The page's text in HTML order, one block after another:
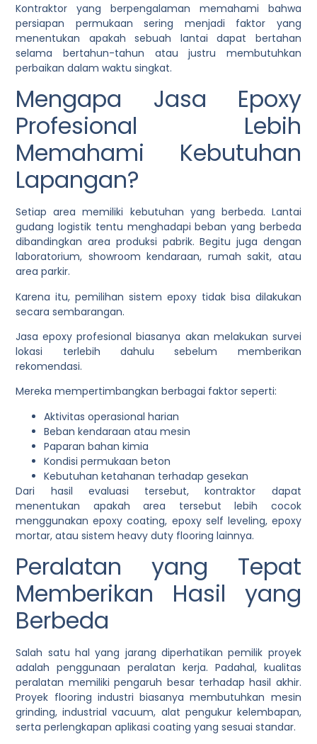
Kontraktor yang berpengalaman memahami bahwa
persiapan permukaan sering menjadi faktor yang
menentukan apakah sebuah lantai dapat bertahan
selama bertahun-tahun atau justru membutuhkan
perbaikan dalam waktu singkat.
Mengapa Jasa Epoxy
Profesional Lebih
Memahami Kebutuhan
Lapangan?
Setiap area memiliki kebutuhan yang berbeda. Lantai
gudang logistik tentu menghadapi beban yang berbeda
dibandingkan area produksi pabrik. Begitu juga dengan
laboratorium, showroom kendaraan, rumah sakit, atau
area parkir.
Karena itu, pemilihan sistem epoxy tidak bisa dilakukan
secara sembarangan.
Jasa epoxy profesional biasanya akan melakukan survei
lokasi terlebih dahulu sebelum memberikan
rekomendasi.
Mereka mempertimbangkan berbagai faktor seperti:
Aktivitas operasional harian
Beban kendaraan atau mesin
Paparan bahan kimia
Kondisi permukaan beton
Kebutuhan ketahanan terhadap gesekan
Dari hasil evaluasi tersebut, kontraktor dapat
menentukan apakah area tersebut lebih cocok
menggunakan epoxy coating, epoxy self leveling, epoxy
mortar, atau sistem heavy duty flooring lainnya.
Peralatan yang Tepat
Memberikan Hasil yang
Berbeda
Salah satu hal yang jarang diperhatikan pemilik proyek
adalah penggunaan peralatan kerja. Padahal, kualitas
peralatan memiliki pengaruh besar terhadap hasil akhir.
Proyek flooring industri biasanya membutuhkan mesin
grinding, industrial vacuum, alat pengukur kelembapan,
serta perlengkapan aplikasi coating yang sesuai standar.